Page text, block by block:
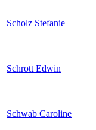
Scholz Stefanie
Schrott Edwin
Schwab Caroline